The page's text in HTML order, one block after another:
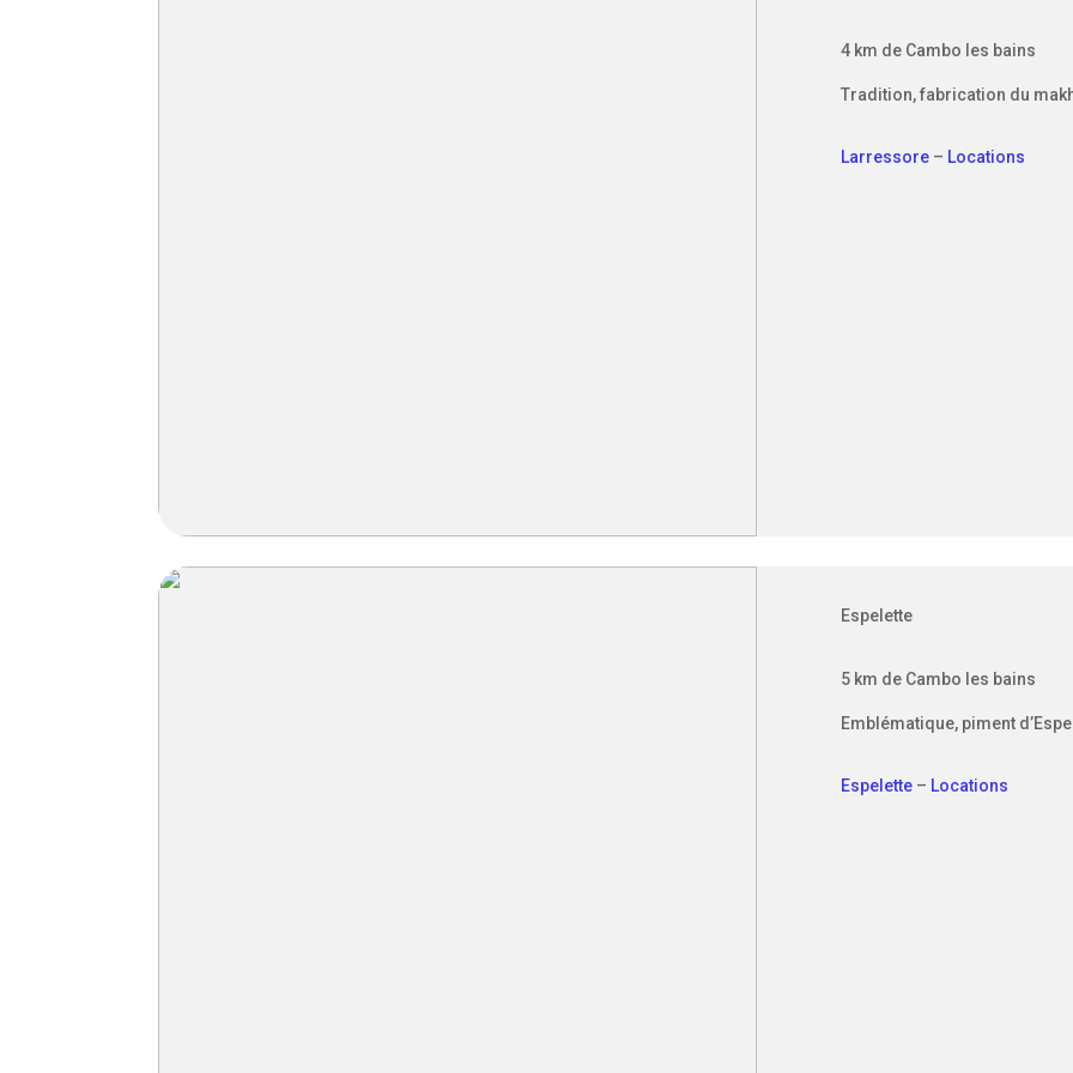
4 km de Cambo les bains
Tradition, fabrication du
Larressore– Locations
Espelette
5 km de Cambo les bains
Emblématique, piment
Espelette– Locations